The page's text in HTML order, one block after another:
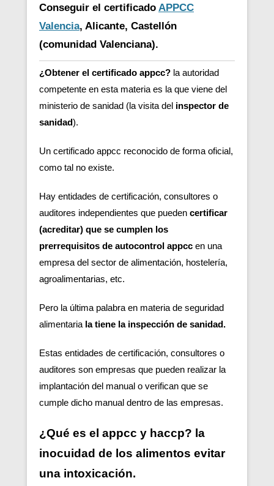
Conseguir el certificado APPCC
Valencia, Alicante, Castellón
(comunidad Valenciana).
¿Obtener el certificado appcc? la autoridad
competente en esta materia es la que viene del
ministerio de sanidad (la visita del inspector de
sanidad).
Un certificado appcc reconocido de forma oficial,
como tal no existe.
Hay entidades de certificación, consultores o
auditores independientes que pueden certificar
(acreditar) que se cumplen los
prerrequisitos de autocontrol appcc en una
empresa del sector de alimentación, hostelería,
agroalimentarias, etc.
Pero la última palabra en materia de seguridad
alimentaria la tiene la inspección de sanidad.
Estas entidades de certificación, consultores o
auditores son empresas que pueden realizar la
implantación del manual o verifican que se
cumple dicho manual dentro de las empresas.
¿Qué es el appcc y haccp? la
inocuidad de los alimentos evitar
una intoxicación.